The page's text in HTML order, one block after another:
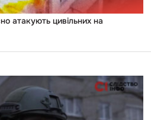
атакують цивільних на